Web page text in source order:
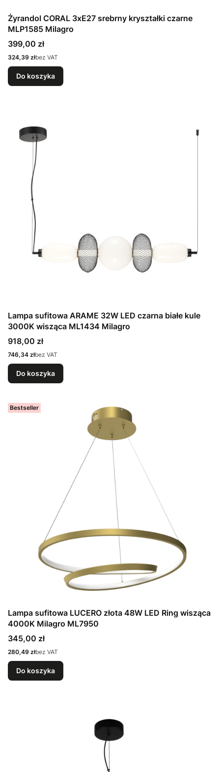
Żyrandol CORAL 3xE27 srebrny kryształki czarne
MLP1585 Milagro
Cena
399,00 zł
Cena
324,39 złbez VAT
Do koszyka
Lampa sufitowa ARAME 32W LED czarna białe kule
3000K wisząca ML1434 Milagro
Cena
918,00 zł
Cena
746,34 złbez VAT
Do koszyka
Bestseller
Lampa sufitowa LUCERO złota 48W LED Ring wisząca
4000K Milagro ML7950
Cena
345,00 zł
Cena
280,49 złbez VAT
Do koszyka